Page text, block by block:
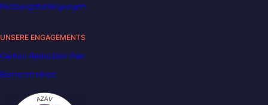
Nutzungsbedingungen
UNSERE ENGAGEMENTS
Carbon Reduction Plan
Barrierefreiheit